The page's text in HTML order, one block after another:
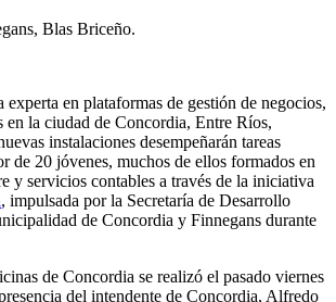
Blas Briceño.
experta en plataformas de gestión de negocios,
en la ciudad de Concordia, Entre Ríos,
instalaciones desempeñarán tareas
de 20 jóvenes, muchos de ellos formados en
y servicios contables a través de la iniciativa
, impulsada por la Secretaría de Desarrollo
de Concordia y Finnegans durante
de Concordia se realizó el pasado viernes
del intendente de Concordia, Alfredo